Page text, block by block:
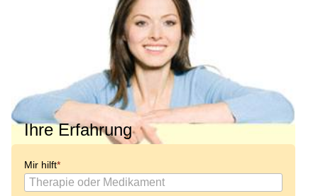
Ihre Erfahrung
Mir hilft